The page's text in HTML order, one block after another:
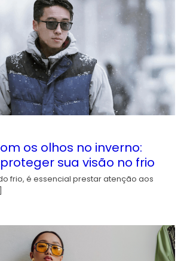
os olhos no inverno:
sua visão no frio
frio, é essencial prestar atenção aos